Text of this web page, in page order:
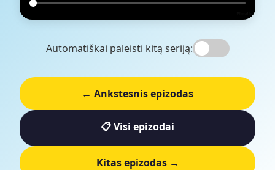
Automatiškai paleisti kitą seriją:
← Ankstesnis epizodas
📋 Visi epizodai
Kitas epizodas →